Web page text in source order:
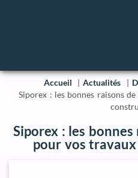
Accueil Actualités
Siporex : les bonnes raisons
Siporex : les
pour vos